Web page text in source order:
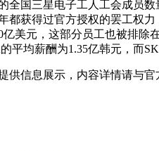
全国三星电子工人工会成员
都获得过官方授权的罢工
美元，这部分员工也被排除
平均薪酬为1.35亿韩元，而
供信息展示，内容详情请与官